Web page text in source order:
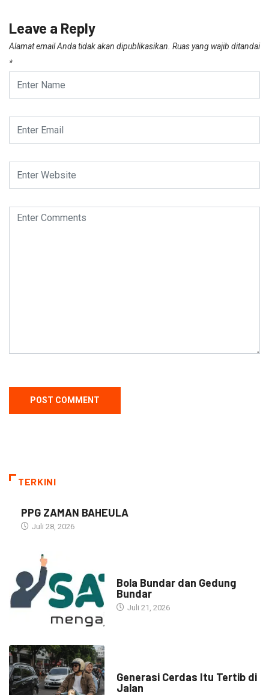
Leave a Reply
Alamat email Anda tidak akan dipublikasikan. Ruas yang wajib ditandai
*
TERKINI
PPG ZAMAN BAHEULA
Juli 28, 2026
Bola Bundar dan Gedung
Bundar
Juli 21, 2026
Generasi Cerdas Itu Tertib di
Jalan